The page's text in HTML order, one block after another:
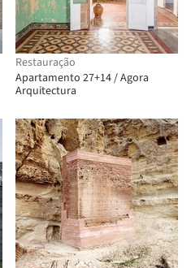
Restauração
Apartamento 27+14 / Agora
Arquitectura